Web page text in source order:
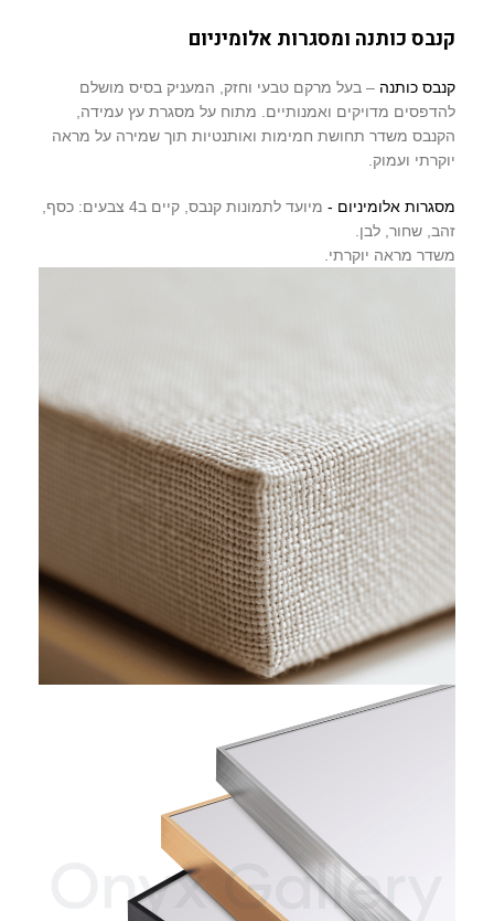
קנבס כותנה ומסגרות אלומיניום
קנבס כותנה – בעל מרקם טבעי וחזק, המעניק בסיס מושלם
להדפסים מדויקים ואמנותיים. מתוח על מסגרת עץ עמידה,
הקנבס משדר תחושת חמימות ואותנטיות תוך שמירה על מראה
יוקרתי ועמוק.
מסגרות אלומיניום -
מיועד לתמונות קנבס, קיים ב4 צבעים: כסף,
זהב, שחור, לבן.
משדר מראה יוקרתי.